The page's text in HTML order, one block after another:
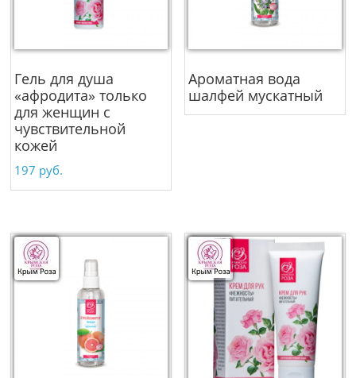
Гель для душа
«афродита» только
для женщин c
чувствительной
кожей
197 руб.
Ароматная вода
шалфей мускатный